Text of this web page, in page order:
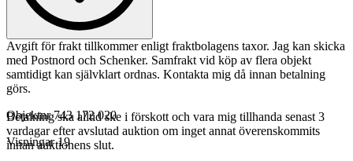
Avgift för frakt tillkommer enligt fraktbolagens taxor. Jag kan skicka
med Postnord och Schenker. Samfrakt vid köp av flera objekt
samtidigt kan självklart ordnas. Kontakta mig då innan betalning
görs.
Betalning ska alltid ske i förskott och vara mig tillhanda senast 3
vardagar efter avslutad auktion om inget annat överenskommits
innan auktionens slut.
Objektnr 743 172 020
Visningar 19